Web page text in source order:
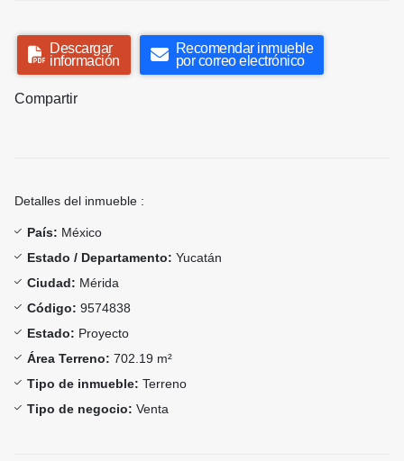
Descargar
información
Recomendar inmueble
por correo electrónico
Compartir
Detalles del inmueble :
País: México
Estado / Departamento: Yucatán
Ciudad: Mérida
Código: 9574838
Estado: Proyecto
Área Terreno: 702.19 m²
Tipo de inmueble: Terreno
Tipo de negocio: Venta